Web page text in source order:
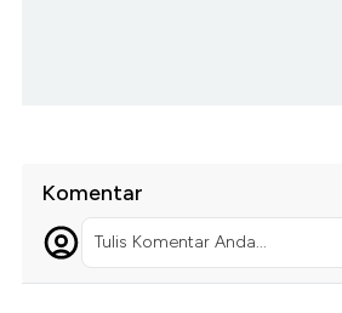
Komentar
Tulis Komentar Anda...